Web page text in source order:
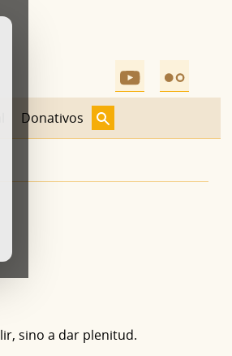
Donativos
sino a dar plenitud.